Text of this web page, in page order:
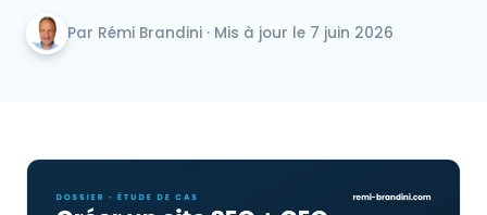
Par Rémi Brandini · Mis à jour le 7 juin 2026